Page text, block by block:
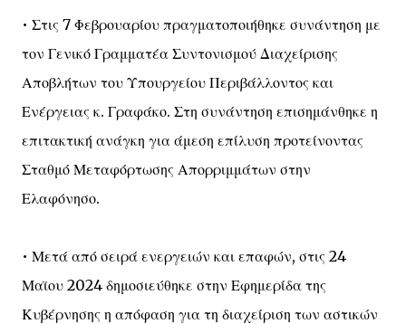
• Στις 7 Φεβρουαρίου πραγματοποιήθηκε συνάντηση με
τον Γενικό Γραμματέα Συντονισμού Διαχείρισης
Αποβλήτων του Υπουργείου Περιβάλλοντος και
Ενέργειας κ. Γραφάκο. Στη συνάντηση επισημάνθηκε η
επιτακτική ανάγκη για άμεση επίλυση προτείνοντας
Σταθμό Μεταφόρτωσης Απορριμμάτων στην
Ελαφόνησο.
• Μετά από σειρά ενεργειών και επαφών, στις 24
Μαϊου 2024 δημοσιεύθηκε στην Εφημερίδα της
Κυβέρνησης η απόφαση για τη διαχείριση των αστικών